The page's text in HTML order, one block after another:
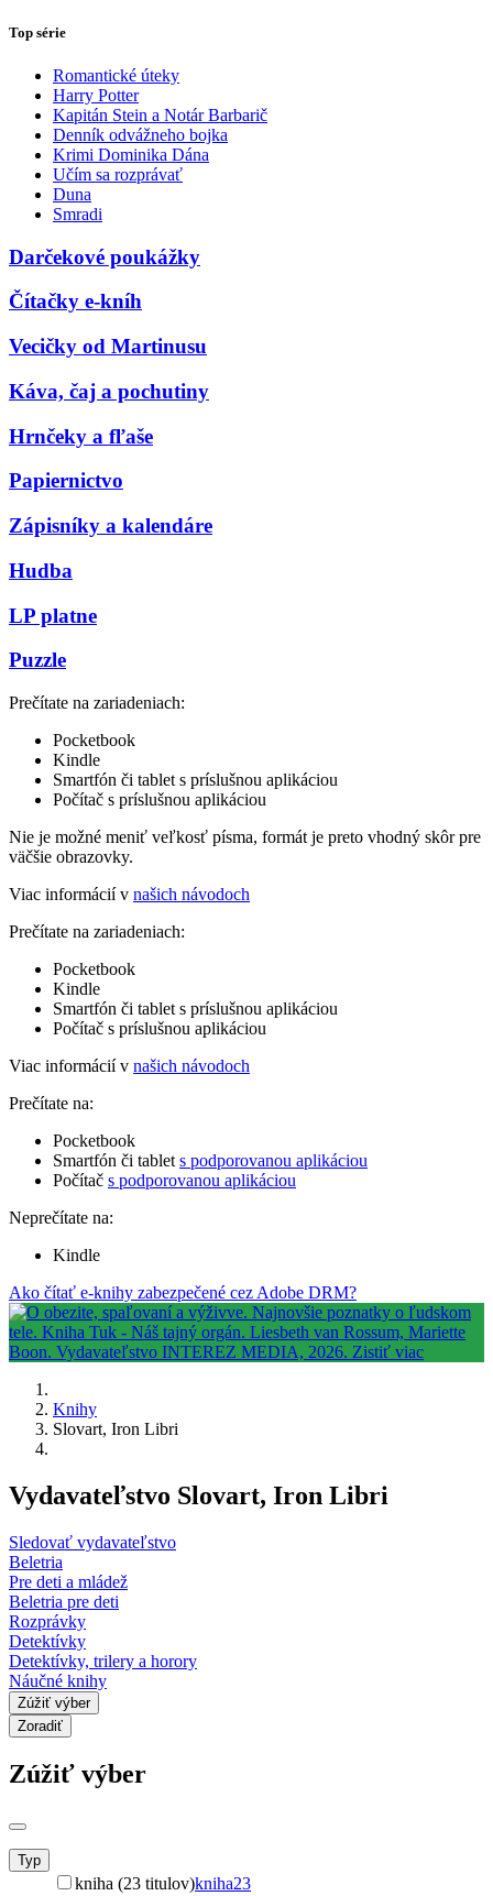
Top série
Romantické úteky
Harry Potter
Kapitán Stein a Notár Barbarič
Denník odvážneho bojka
Krimi Dominika Dána
Učím sa rozprávať
Duna
Smradi
Darčekové poukážky
Čítačky e-kníh
Vecičky od Martinusu
Káva, čaj a pochutiny
Hrnčeky a fľaše
Papiernictvo
Zápisníky a kalendáre
Hudba
LP platne
Puzzle
Prečítate na zariadeniach:
Pocketbook
Kindle
Smartfón či tablet s príslušnou aplikáciou
Počítač s príslušnou aplikáciou
Nie je možné meniť veľkosť písma, formát je preto vhodný skôr pre
väčšie obrazovky.
Viac informácií v našich návodoch
Prečítate na zariadeniach:
Pocketbook
Kindle
Smartfón či tablet s príslušnou aplikáciou
Počítač s príslušnou aplikáciou
Viac informácií v našich návodoch
Prečítate na:
Pocketbook
Smartfón či tablet s podporovanou aplikáciou
Počítač s podporovanou aplikáciou
Neprečítate na:
Kindle
Ako čítať e-knihy zabezpečené cez Adobe DRM?
Knihy
Slovart, Iron Libri
Vydavateľstvo Slovart, Iron Libri
Sledovať vydavateľstvo
Beletria
Pre deti a mládež
Beletria pre deti
Rozprávky
Detektívky
Detektívky, trilery a horory
Náučné knihy
Zúžiť výber
Zoradiť
Zúžiť výber
Typ
kniha (23 titulov)kniha23